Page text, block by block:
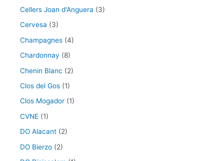
Cellers Joan d'Anguera (3)
Cervesa (3)
Champagnes (4)
Chardonnay (8)
Chenin Blanc (2)
Clos del Gos (1)
Clos Mogador (1)
CVNE (1)
DO Alacant (2)
DO Bierzo (2)